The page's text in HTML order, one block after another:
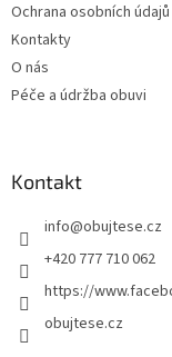
Ochrana osobních údajů
Kontakty
O nás
Péče a údržba obuvi
Kontakt
info@obujtese.cz
+420 777 710 062
https://
obujtese.cz